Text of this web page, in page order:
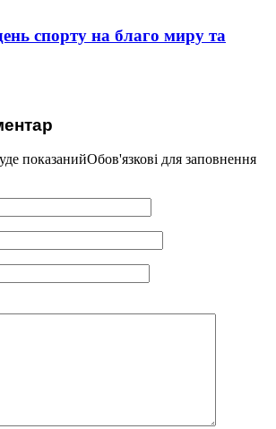
спорту на благо миру та
показанийОбов'язкові для заповнення